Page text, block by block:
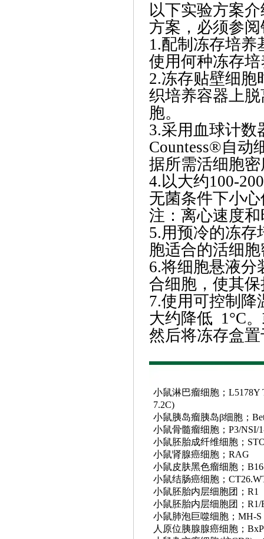
以下实验方案
方案，必须参
1.配制冻存培养
使用何种冻存
2.冻存贴壁细胞
织培养容器上
胞。
3.采用血球计数
Countess®自动
据所需活细胞
4.以大约100-
无菌条件下小
注：离心速度
5.用预冷的冻存
胞适合的活细
6.将细胞悬液分
合细胞，使其
7.使用可控制降
大约降低 1°C
然后将冻存盒
小鼠淋巴瘤细胞； L5178Y
7.2C)
小鼠胰岛瘤胰岛β细胞；
小鼠骨髓瘤细胞； P3/NSI/
小鼠胚胎成纤维细胞；
小鼠肾腺癌细胞； RAG
小鼠皮肤黑色瘤细胞；
小鼠结肠癌细胞；
小鼠胚胎内层细胞团； R1
小鼠胚胎内层细胞团； R1/
小鼠肺泡巨噬细胞； MH-S
人原位胰腺腺癌细胞；